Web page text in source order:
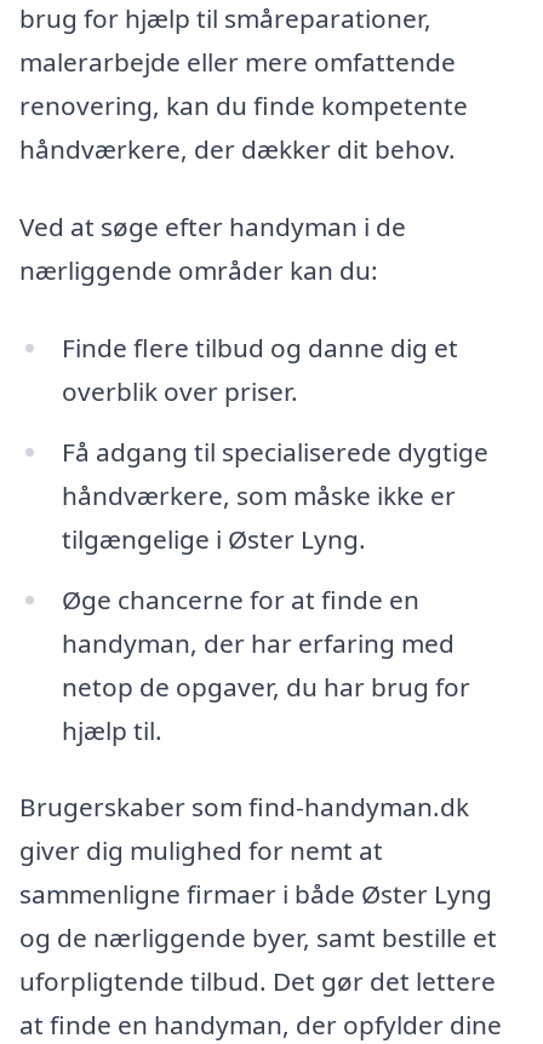
brug for hjælp til småreparationer,
malerarbejde eller mere omfattende
renovering, kan du finde kompetente
håndværkere, der dækker dit behov.
Ved at søge efter handyman i de
nærliggende områder kan du:
Finde flere tilbud og danne dig et
overblik over priser.
Få adgang til specialiserede dygtige
håndværkere, som måske ikke er
tilgængelige i Øster Lyng.
Øge chancerne for at finde en
handyman, der har erfaring med
netop de opgaver, du har brug for
hjælp til.
Brugerskaber som find-handyman.dk
giver dig mulighed for nemt at
sammenligne firmaer i både Øster Lyng
og de nærliggende byer, samt bestille et
uforpligtende tilbud. Det gør det lettere
at finde en handyman, der opfylder dine